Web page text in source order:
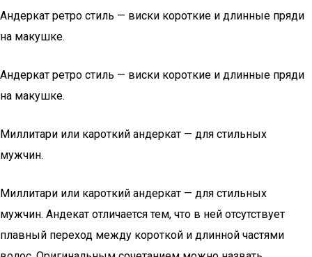
Андеркат ретро стиль — виски короткие и длинные пряди
на макушке.
Андеркат ретро стиль — виски короткие и длинные пряди
на макушке.
Миллитари или кароткий андеркат — для стильных
мужчин.
Миллитари или кароткий андеркат — для стильных
мужчин. Андекат отличается тем, что в ней отсутствует
плавный переход между короткой и длинной частями